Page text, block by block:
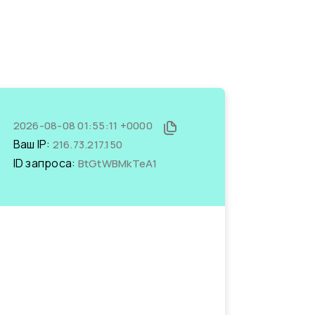
2026-08-08 01:55:11 +0000
Ваш IP: 216.73.217.150
ID запроса: BtGtWBMkTeA1